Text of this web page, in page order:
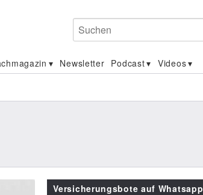
Suchen
Newsletter Podcast Videos
Versicherungsbote auf Whatsapp